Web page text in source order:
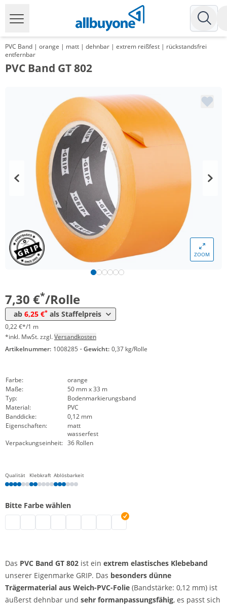
PVC Band | orange | matt | dehnbar | extrem reißfest | rückstandsfrei
entfernbar
PVC Band GT 802
ZOOM
7,30 €*/Rolle
ab 6,25 €* als Staffelpreis
Menge Preis
ab 18 Rollen 6,77 €
0,22 €*/1 m
*inkl. MwSt. zzgl.Versandkosten
Artikelnummer: 1008285 · Gewicht: 0,37 kg/Rolle
Farbe:
orange
Maße:
50 mm x 33 m
Typ:
Bodenmarkierungsband
Material:
PVC
Banddicke:
0,12 mm
Eigenschaften:
matt
wasserfest
Verpackungseinheit: 36 Rollen
Qualität Klebkraft Ablösbarkeit
Bitte Farbe wählen
PVC Band | grün
PVC Band | rot
PVC Band | gelb
PVC Band | orange
Das PVC Band GT 802 ist ein extrem elastisches Klebeband
unserer Eigenmarke GRIP. Das besonders dünne
Trägermaterial aus Weich-PVC-Folie (Bandstärke: 0,12 mm) ist
äußerst dehnbar und sehr formanpassungsfähig, es passt sich